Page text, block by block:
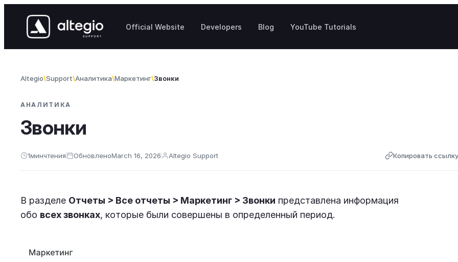
Official Website Developers Blog YouTube Tutorials
Altegio Support Аналитика Маркетинг Звонки
АНАЛИТИКА
Звонки
1минчтения ОбновленоMarch 16, 2026 Altegio Support Копировать ссылку
В разделе Отчеты > Все отчеты > Маркетинг > Звонки представлена информация
обо всех звонках, которые были совершены в определенный период.